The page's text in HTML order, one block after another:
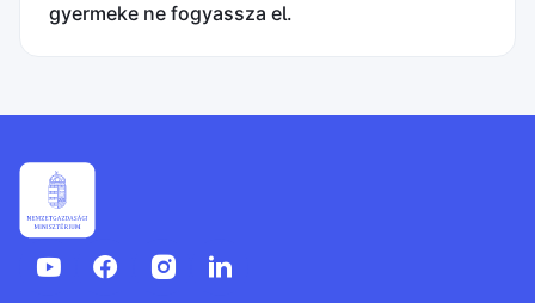
gyermeke ne fogyassza el.